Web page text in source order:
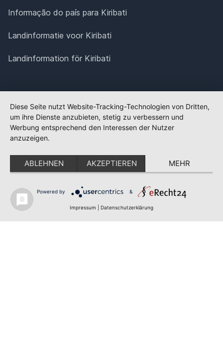
Informação do país para Kiribati
Landinformatie voor Kiribati
Landinformation för Kiribati
Diese Seite nutzt Website-Tracking-Technologien von Dritten,
um ihre Dienste anzubieten, stetig zu verbessern und
Werbung entsprechend den Interessen der Nutzer
anzuzeigen.
ABLEHNEN AKZEPTIEREN MEHR
Powered by &
Impressum Datenschutzerklärung